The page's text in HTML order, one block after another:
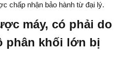
chấp nhận bảo hành từ đại lý.
máy, có phải do
phân khối lớn bị